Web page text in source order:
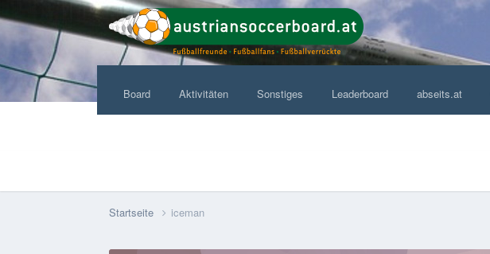
Board Aktivitäten Sonstiges Leaderboard abseits.at
Startseite iceman